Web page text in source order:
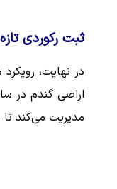
ثبت رکوردی
اراضی گندم در
مدیریت می‌کند تا